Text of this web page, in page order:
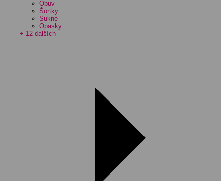
Obuv
Šortky
Sukne
Opasky
+ 12 ďalších